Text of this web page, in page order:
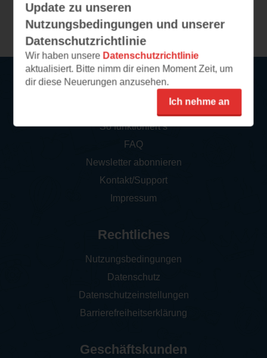
Weitere Leseeindrücke
Update zu unseren
Nutzungsbedingungen und unserer
Datenschutzrichtlinie
Wir haben unsere Datenschutzrichtlinie
aktualisiert. Bitte nimm dir einen Moment Zeit, um
dir diese Neuerungen anzusehen.
Ich nehme an
So funktioniert‘s
FAQ
Newsletter abonnieren
Kontakt/Support
Impressum
Rechtliches
Nutzungsbedingungen
Datenschutz
Datenschutzeinstellungen
Barrierefreiheitserklärung
Geschäftskunden